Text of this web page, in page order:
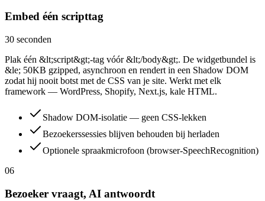
Embed één scripttag
30 seconden
Plak één &lt;script&gt;-tag vóór &lt;/body&gt;. De widgetbundel is
&le; 50KB gzipped, asynchroon en rendert in een Shadow DOM
zodat hij nooit botst met de CSS van je site. Werkt met elk
framework — WordPress, Shopify, Next.js, kale HTML.
Shadow DOM-isolatie — geen CSS-lekken
Bezoekerssessies blijven behouden bij herladen
Optionele spraakmicrofoon (browser-SpeechRecognition)
06
Bezoeker vraagt, AI antwoordt